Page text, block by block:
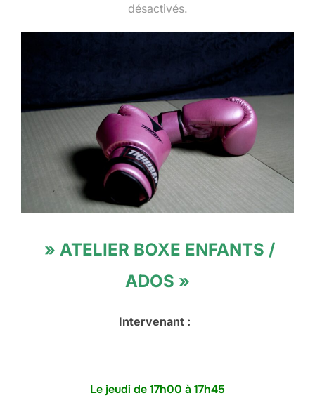
désactivés.
» ATELIER BOXE ENFANTS /
ADOS »
Intervenant :
Le jeudi de 17h00 à 17h45